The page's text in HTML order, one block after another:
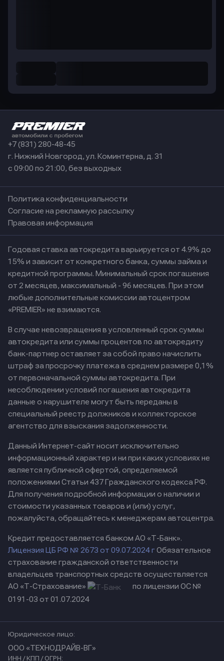
+7 (831) 280-48-45
г. Нижний Новгород, ул. Коминтерна, д. 31
с 09:00 по 21:00, без выходных
Политика конфиденциальности
Согласие на рекламную рассылку
Правовая информация
Годовая ставка автокредита варьируется от 4.9% до
15% и зависит от конкретного банка, суммы займа и
кредитной программы. Минимальный срок погашения
от 2 месяцев, максимальный - 96 месяцев. При этом
любые дополнительные комиссии автоцентром
«PREMIER» не взимаются.
В случае невозвращения в условленный срок суммы
автокредита или суммы процентов по автокредиту
банк-партнер оставляет за собой право начислить
штраф за просрочку платежа в среднем размере 0,1%
от первоначальной суммы автокредита. При
несоблюдении условий погашения автокредита
данные о нарушителе могут быть переданы в
специальный реестр должников и коллекторское
агентство для взыскания задолженности.
Данный Интернет-сайт носит исключительно
информационный характер и ни при каких условиях не
является публичной офертой, определяемой
положениями Статьи 437 Гражданского кодекса РФ.
Для получения подробной информации о наличии и
стоимости указанных товаров и (или) услуг,
пожалуйста, обращайтесь к менеджерам автоцентра.
Кредит предоставляется банком АО «Т-Банк».
Лицензия ЦБ РФ № 2673 от 09.07.2024 гОбязательное
страхование гражданской ответственности
владельцев транспортных средств осуществляется
АО «Т-Страхование»
по лицензии ОС №
0191-03 от 01.07.2024
Юридическое лицо:
ООО «ТЕХНОДРАЙВ-ВГ»
ИНН / КПП / ОГРН: